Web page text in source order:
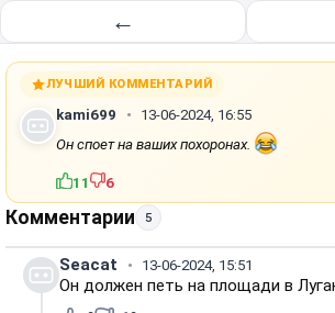
и
←
ЛУЧШИЙ КОММЕНТАРИЙ
kami699
13-06-2024, 16:55
Он споет на ваших похоронах.
11 6
Комментарии 5
Seacat 13-06-2024, 15:51
Он должен петь на площади в